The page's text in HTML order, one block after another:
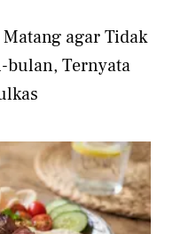
agar Tidak
bulan, Ternyata